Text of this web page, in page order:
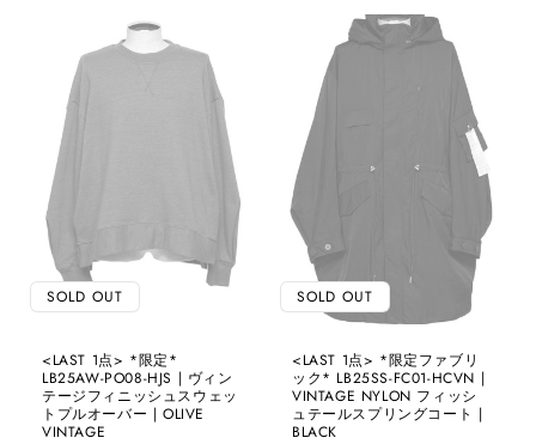
SOLD OUT
<LAST 1点> *限定*
LB25AW-PO08-HJS | ヴィン
テージフィニッシュスウェッ
トプルオーバー | OLIVE
VINTAGE
SOLD OUT
<LAST 1点> *限定ファブリ
ック* LB25SS-FC01-HCVN |
VINTAGE NYLON フィッシ
ュテールスプリングコート |
BLACK